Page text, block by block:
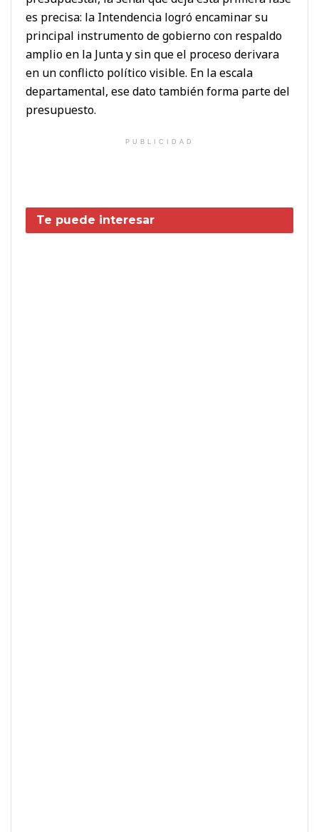
es precisa: la Intendencia logró encaminar su
principal instrumento de gobierno con respaldo
amplio en la Junta y sin que el proceso derivara
en un conflicto político visible. En la escala
departamental, ese dato también forma parte del
presupuesto.
PUBLICIDAD
Te puede interesar